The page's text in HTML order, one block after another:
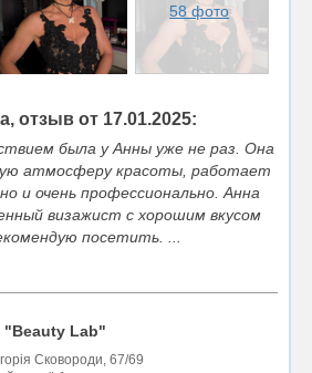
58 фото
отзыв от 17.01.2025:
была у Анны уже не раз. Она
атмосферу красоты, работает
и очень профессионально. Анна
визажист с хорошим вкусом
посетить. ...
"Beauty Lab"
Сковороди, 67/69